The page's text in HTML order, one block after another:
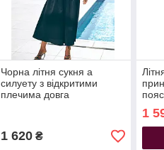
Чорна літня сукня а
силуету з відкритими
плечима довга
1 620₴
1